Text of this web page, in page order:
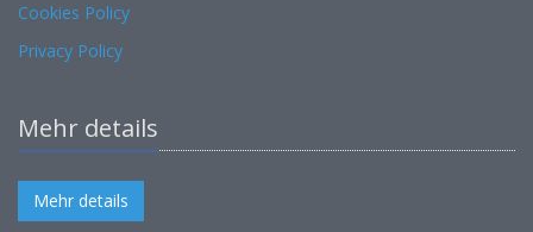
Cookies Policy
Privacy Policy
Mehr details
Mehr details